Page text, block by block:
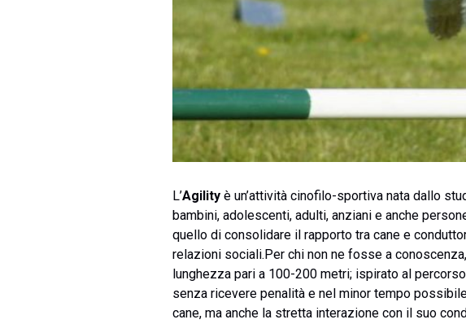
L’Agility è un’attività cinofilo-sportiva nata dallo
bambini, adolescenti, adulti, anziani e anche
quello di consolidare il rapporto tra cane e
relazioni sociali.Per chi non ne fosse a conoscenza,
lunghezza pari a 100-200 metri; ispirato al
senza ricevere penalità e nel minor tempo
cane, ma anche la stretta interazione con il suo